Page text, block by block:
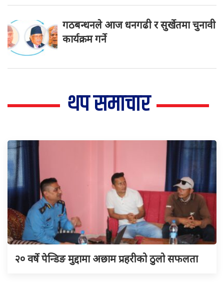
गठबन्धनले आज धनगढी र सुर्खेतमा चुनावी
कार्यक्रम गर्ने
थप समाचार
२० वर्षे पेन्डिङ मुद्दामा अछाम प्रहरीको ठुलो सफलता